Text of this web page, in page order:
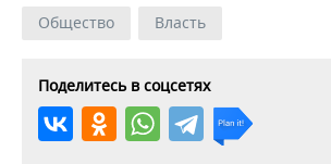
Общество Власть
Поделитесь в соцсетях